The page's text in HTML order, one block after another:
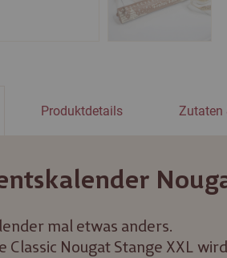
mal etwas anders.
Classic Nougat Stange XXL
Produktdetails Zutaten